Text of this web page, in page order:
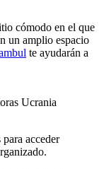
cómodo en el que
un amplio espacio
te ayudarán a
Ucrania
acceder